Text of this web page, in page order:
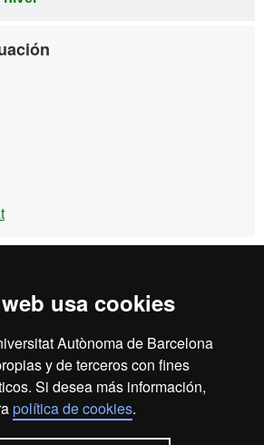
usa cookies
Autònoma de Barcelona
y de terceros con fines
Si desea más información,
política de cookies.
+34 93 581 13 25
Mis gestiones
Contáctenos
Edificio B4